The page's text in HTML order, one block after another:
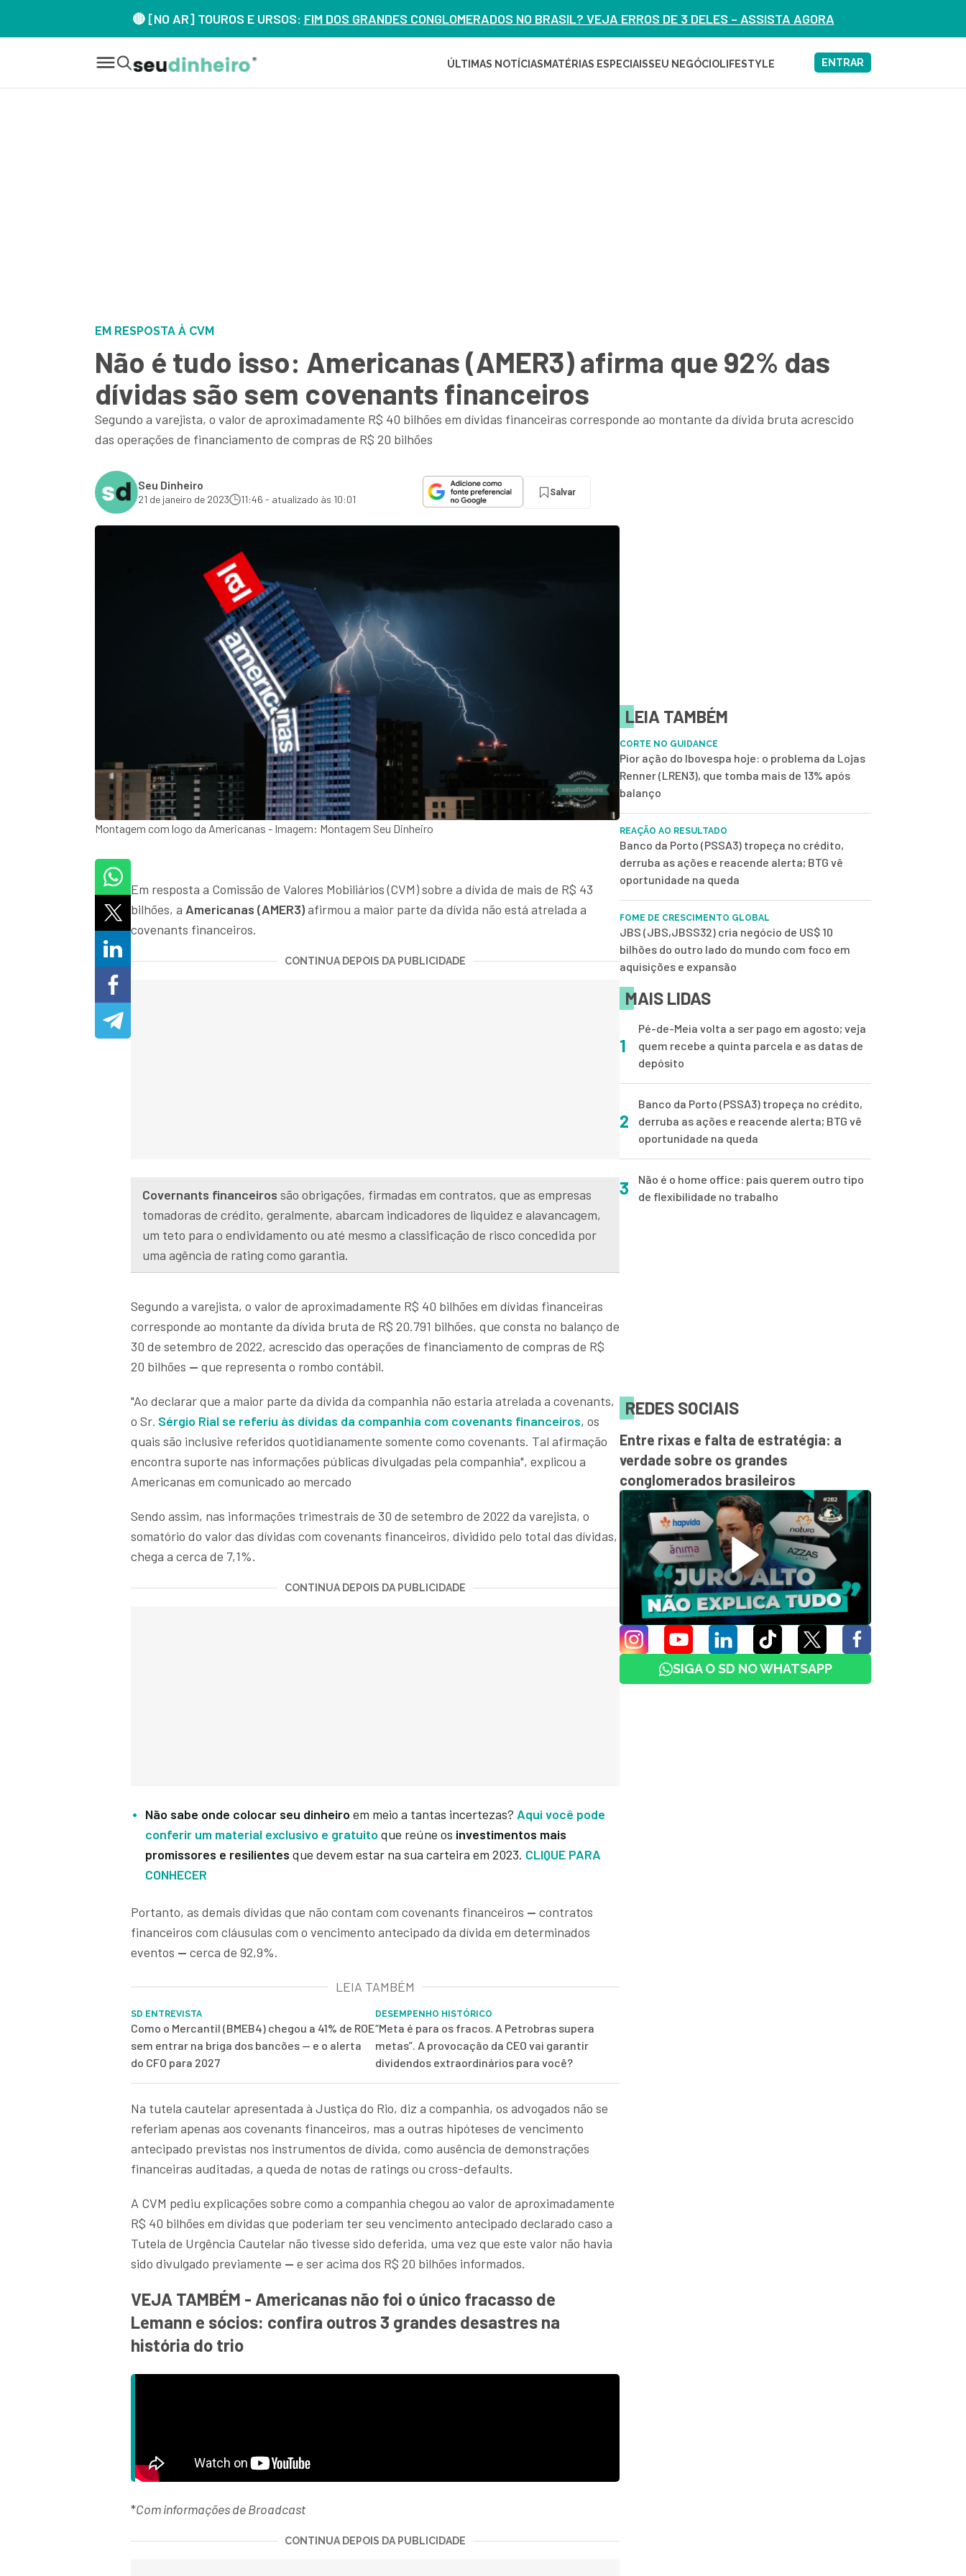
🔴 [NO AR] TOUROS E URSOS: FIM DOS GRANDES CONGLOMERADOS NO BRASIL? VEJA ERROS DE 3 DELES – ASSISTA AGORA
ÚLTIMAS NOTÍCIAS MATÉRIAS ESPECIAISSEU NEGÓCIOLIFESTYLE ENTRAR
EM RESPOSTA À CVM
Não é tudo isso: Americanas (AMER3) afirma que 92% das
dívidas são sem covenants financeiros
Segundo a varejista, o valor de aproximadamente R$ 40 bilhões em dívidas financeiras corresponde ao montante da dívida bruta acrescido
das operações de financiamento de compras de R$ 20 bilhões
Seu Dinheiro
21 de janeiro de 2023 11:46 - atualizado às 10:01
Salvar
Montagem com logo da Americanas - Imagem: Montagem Seu Dinheiro
Em resposta a Comissão de Valores Mobiliários (CVM) sobre a dívida de mais de R$ 43
bilhões, a Americanas (AMER3)afirmou a maior parte da dívida não está atrelada a
covenants financeiros.
CONTINUA DEPOIS DA PUBLICIDADE
Covernants financeiros são obrigações, firmadas em contratos, que as empresas
tomadoras de crédito, geralmente, abarcam indicadores de liquidez e alavancagem,
um teto para o endividamento ou até mesmo a classificação de risco concedida por
uma agência de rating como garantia.
Segundo a varejista, o valor de aproximadamente R$ 40 bilhões em dívidas financeiras
corresponde ao montante da dívida bruta de R$ 20.791 bilhões, que consta no balanço de
30 de setembro de 2022, acrescido das operações de financiamento de compras de R$
20 bilhões — que representa o rombo contábil.
"Ao declarar que a maior parte da dívida da companhia não estaria atrelada a covenants,
o Sr. Sérgio Rial se referiu às dívidas da companhia com covenants financeiros, os
quais são inclusive referidos quotidianamente somente como covenants. Tal afirmação
encontra suporte nas informações públicas divulgadas pela companhia", explicou a
Americanas em comunicado ao mercado
Sendo assim, nas informações trimestrais de 30 de setembro de 2022 da varejista, o
somatório do valor das dívidas com covenants financeiros, dividido pelo total das dívidas,
chega a cerca de 7,1%.
CONTINUA DEPOIS DA PUBLICIDADE
Não sabe onde colocar seu dinheiro em meio a tantas incertezas? Aqui você pode
conferir um material exclusivo e gratuito que reúne os investimentos mais
promissores e resilientes que devem estar na sua carteira em 2023. CLIQUE PARA
CONHECER
Portanto, as demais dívidas que não contam com covenants financeiros — contratos
financeiros com cláusulas com o vencimento antecipado da dívida em determinados
eventos — cerca de 92,9%.
LEIA TAMBÉM
SD ENTREVISTA
Como o Mercantil (BMEB4) chegou a 41% de ROE
sem entrar na briga dos bancões — e o alerta
do CFO para 2027
DESEMPENHO HISTÓRICO
“Meta é para os fracos. A Petrobras supera
metas”. A provocação da CEO vai garantir
dividendos extraordinários para você?
Na tutela cautelar apresentada à Justiça do Rio, diz a companhia, os advogados não se
referiam apenas aos covenants financeiros, mas a outras hipóteses de vencimento
antecipado previstas nos instrumentos de dívida, como ausência de demonstrações
financeiras auditadas, a queda de notas de ratings ou cross-defaults.
A CVM pediu explicações sobre como a companhia chegou ao valor de aproximadamente
R$ 40 bilhões em dívidas que poderiam ter seu vencimento antecipado declarado caso a
Tutela de Urgência Cautelar não tivesse sido deferida, uma vez que este valor não havia
sido divulgado previamente — e ser acima dos R$ 20 bilhões informados.
VEJA TAMBÉM - Americanas não foi o único fracasso de
Lemann e sócios: confira outros 3 grandes desastres na
história do trio
*Com informações de Broadcast
CONTINUA DEPOIS DA PUBLICIDADE
LEIA TAMBÉM
CORTE NO GUIDANCE
Pior ação do Ibovespa hoje: o problema da Lojas
Renner (LREN3), que tomba mais de 13% após
balanço
REAÇÃO AO RESULTADO
Banco da Porto (PSSA3) tropeça no crédito,
derruba as ações e reacende alerta; BTG vê
oportunidade na queda
FOME DE CRESCIMENTO GLOBAL
JBS (JBS,JBSS32) cria negócio de US$ 10
bilhões do outro lado do mundo com foco em
aquisições e expansão
MAIS LIDAS
1
Pé-de-Meia volta a ser pago em agosto; veja
quem recebe a quinta parcela e as datas de
depósito
2
Banco da Porto (PSSA3) tropeça no crédito,
derruba as ações e reacende alerta; BTG vê
oportunidade na queda
3
Não é o home office: pais querem outro tipo
de flexibilidade no trabalho
REDES SOCIAIS
Entre rixas e falta de estratégia: a
verdade sobre os grandes
conglomerados brasileiros
SIGA O SD NO WHATSAPP